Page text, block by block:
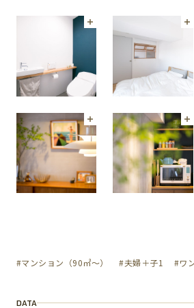
#マンション（90㎡〜） #夫婦＋子1 #ワ
DATA